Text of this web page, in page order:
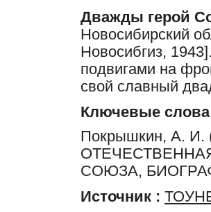
Дважды герой
Новосибирский
Новосибгиз,
подвигами на
свой славный
Ключевые слова
Покрышкин, А. И.
СОЮЗА,
Источник :